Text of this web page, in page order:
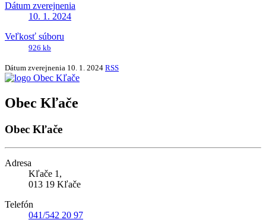
Dátum zverejnenia
10. 1. 2024
Veľkosť súboru
926 kb
Dátum zverejnenia 10. 1. 2024 RSS
Obec Kľače
Obec Kľače
Adresa
Kľače 1,
013 19 Kľače
Telefón
041/542 20 97